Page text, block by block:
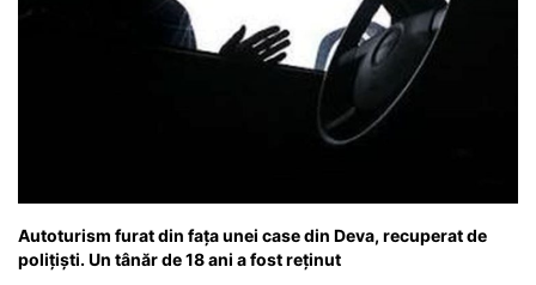
Autoturism furat din fața unei case din Deva, recuperat de
polițiști. Un tânăr de 18 ani a fost reținut